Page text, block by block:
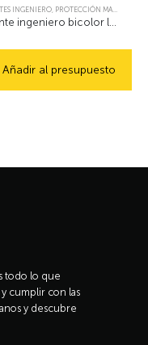
INGENIERO, PROTECCIÓN MANUAL
Guante ingeniero bicolor largo puño 5
Añadir al presupuesto
todo lo que
cumplir con las
y descubre